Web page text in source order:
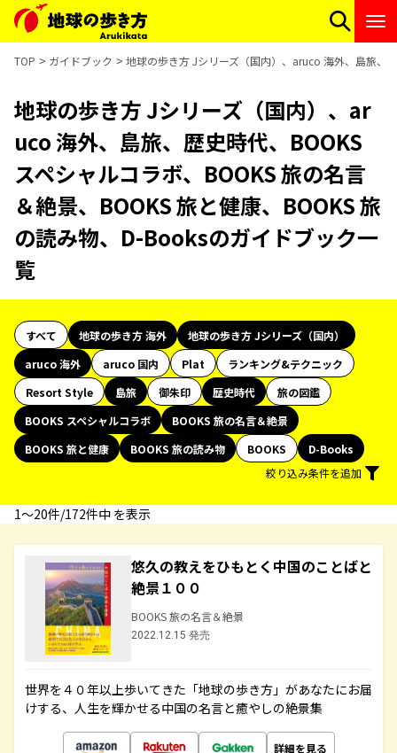
TOP ガイドブック 地球の歩き方 Jシリーズ（国内）、aruco 海外、島旅、
地球の歩き方 Jシリーズ（国内）、ar
uco 海外、島旅、歴史時代、BOOKS
スペシャルコラボ、BOOKS 旅の名言
＆絶景、BOOKS 旅と健康、BOOKS 旅
の読み物、D-Booksのガイドブック一
覧
すべて 地球の歩き方 海外
地球の歩き方 Jシリーズ（国内）
aruco 海外
aruco 国内 Plat
ランキング&テクニック
Resort Style
島旅 御朱印 歴史時代
旅の図鑑
BOOKS スペシャルコラボ
BOOKS 旅の名言＆絶景
BOOKS 旅と健康
BOOKS 旅の読み物 BOOKS
D-Books
絞り込み条件を追加
1〜20件/172件中 を表示
悠久の教えをひもとく中国のことばと
絶景１００
BOOKS 旅の名言＆絶景
2022.12.15 発売
世界を４０年以上歩いてきた「地球の歩き方」があなたにお届
けする、人生を輝かせる中国の名言と癒やしの絶景集
詳細を見る